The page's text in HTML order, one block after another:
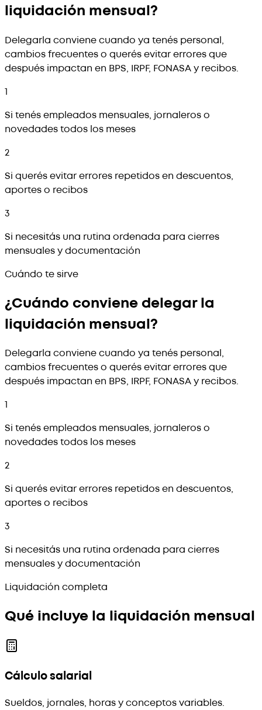
liquidación mensual?
Delegarla conviene cuando ya tenés personal,
cambios frecuentes o querés evitar errores que
después impactan en BPS, IRPF, FONASA y recibos.
1
Si tenés empleados mensuales, jornaleros o
novedades todos los meses
2
Si querés evitar errores repetidos en descuentos,
aportes o recibos
3
Si necesitás una rutina ordenada para cierres
mensuales y documentación
Cuándo te sirve
¿Cuándo conviene delegar la
liquidación mensual?
Delegarla conviene cuando ya tenés personal,
cambios frecuentes o querés evitar errores que
después impactan en BPS, IRPF, FONASA y recibos.
1
Si tenés empleados mensuales, jornaleros o
novedades todos los meses
2
Si querés evitar errores repetidos en descuentos,
aportes o recibos
3
Si necesitás una rutina ordenada para cierres
mensuales y documentación
Liquidación completa
Qué incluye la liquidación mensual
Cálculo salarial
Sueldos, jornales, horas y conceptos variables.